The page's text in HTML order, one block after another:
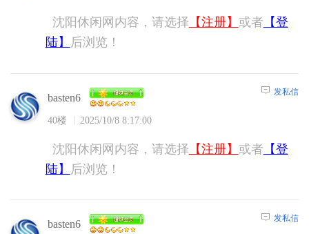
沈阳休闲网内容，请选择 【注册】 或者 【登
陆】
后浏览！
basten6
40楼 2025/10/8 8:17:00
发私信
沈阳休闲网内容，请选择 【注册】 或者 【登
陆】
后浏览！
basten6 发私信